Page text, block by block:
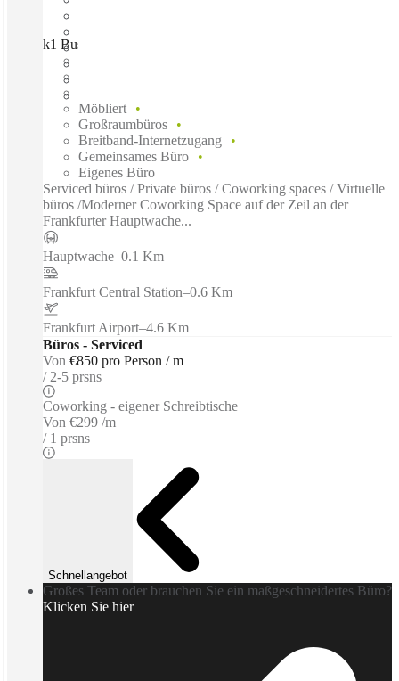
k1 BusinessClub Hauptwache, Frankfurt, 60313
Möbliert
Großraumbüros
Breitband-Internetzugang
Gemeinsames Büro
Eigenes Büro
Serviced büros / Private büros / Coworking spaces / Virtuelle
büros /Moderner Coworking Space auf der Zeil an der
Frankfurter Hauptwache...
Hauptwache–0.1 Km
Frankfurt Central Station–0.6 Km
Frankfurt Airport–4.6 Km
Büros - Serviced
Von €850 pro Person / m
2-5 prsns
Coworking - eigener Schreibtische
Von €299 /m
1 prsns
Schnellangebot
Großes Team oder brauchen Sie ein maßgeschneidertes Büro?
Klicken Sie hier